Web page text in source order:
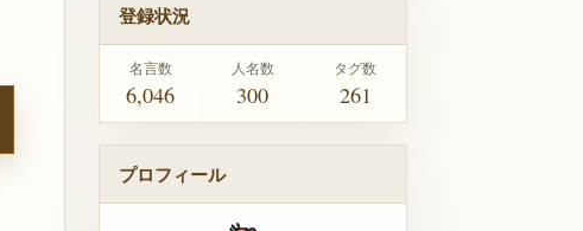
登録状況
名言数
6,046
人名数
300
タグ数
261
プロフィール